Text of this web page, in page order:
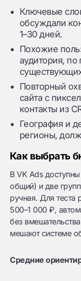
Ключевые
обсуждали
1–30 дней.
Похожие
аудитория,
Повторный
сайта с
контакты из
География и
регионы,
Как выбрать
В VK Ads
общий) и две
ручная. Для
500–1 000 ₽,
без
мешают системе
Средние